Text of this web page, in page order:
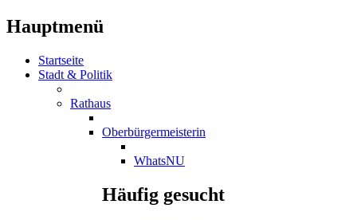
Hauptmenü
Startseite
Stadt & Politik
Rathaus
Oberbürgermeisterin
WhatsNU
Häufig gesucht